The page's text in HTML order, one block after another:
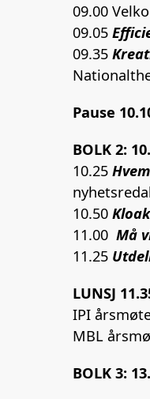
09.00
09.05
09.35
Pause
BOLK 2:
10.25
10.50
11.00 Må
11.25
LUNSJ
IPI
MBL
BOLK 3: